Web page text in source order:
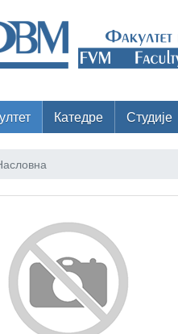
Катедре Студије